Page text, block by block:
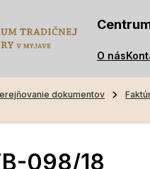
O nás
dokumentov
098/18